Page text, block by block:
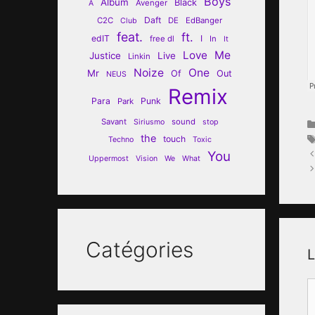
A Avenger Black
C2C Club Daft DE EdBanger
edIT feat. free dl ft. I In It
Justice Linkin Live Love Me
Mr NEUS Noize Of One Out
Para Park Punk Remix
Savant Siriusmo sound
stop
Techno
the touch Toxic
Uppermost Vision We What You
Catégories